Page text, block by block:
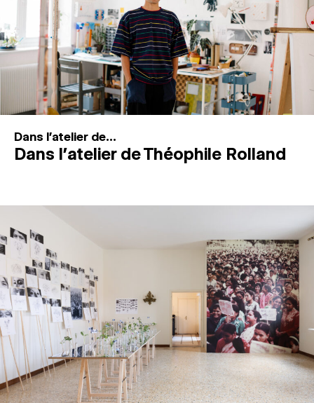
ESPACES DE PRATIQUE ARTISTIQUE ↓
Recherche
Connexion
Dans l'atelier de...
Dans l’atelier de Théophile Rolland